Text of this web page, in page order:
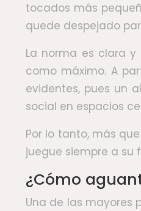
tocados más
quede despejado
La norma es clara
como máximo. A
evidentes, pues un
social en espacios
Por lo tanto, más
juegue siempre a su
¿Cómo
Una de las mayores